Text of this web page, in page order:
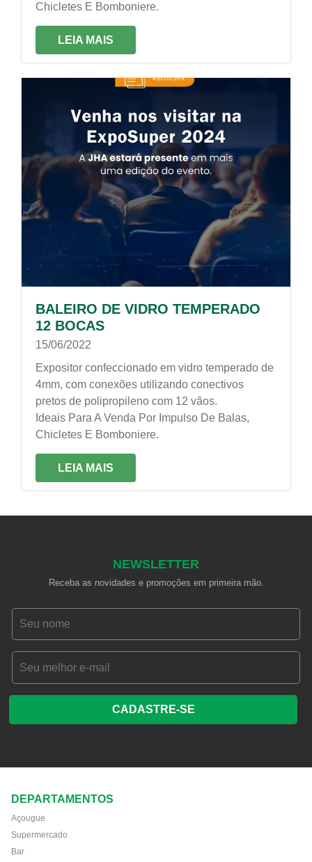
Chicletes E Bomboniere.
LEIA MAIS
BALEIRO DE VIDRO TEMPERADO
12 BOCAS
15/06/2022
Expositor confeccionado em vidro temperado de
4mm, com conexões utilizando conectivos
pretos de polipropileno com 12 vãos.
Ideais Para A Venda Por Impulso De Balas,
Chicletes E Bomboniere.
LEIA MAIS
NEWSLETTER
Receba as novidades e promoções em primeira mão.
CADASTRE-SE
DEPARTAMENTOS
Açougue
Supermercado
Bar